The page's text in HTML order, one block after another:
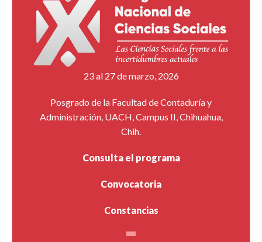
23 al 27 de marzo, 2026
Posgrado de la Facultad de Contaduría y
Administración, UACH, Campus II, Chihuahua,
Chih.
Consulta el programa
Convocatoria
Constancias